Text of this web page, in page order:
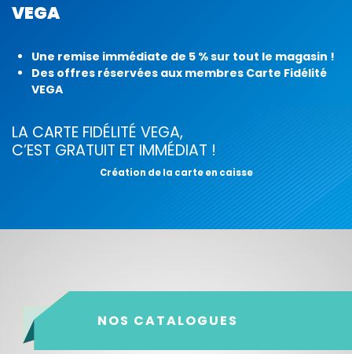
VEGA
Une remise immédiate de 5 % sur tout le magasin !
Des offres réservées aux membres Carte Fidélité
VEGA
LA CARTE FIDÉLITÉ VEGA,
C’EST GRATUIT ET IMMÉDIAT !
Création de la carte en caisse
NOS CATALOGUES